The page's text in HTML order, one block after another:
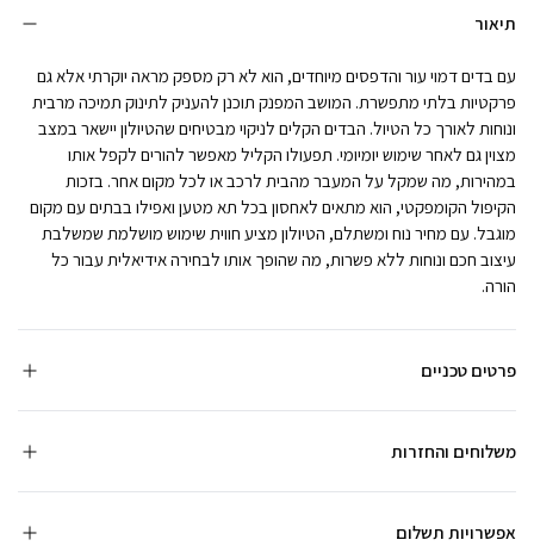
תיאור
עם בדים דמוי עור והדפסים מיוחדים, הוא לא רק מספק מראה יוקרתי אלא גם
פרקטיות בלתי מתפשרת. המושב המפנק תוכנן להעניק לתינוק תמיכה מרבית
ונוחות לאורך כל הטיול. הבדים הקלים לניקוי מבטיחים שהטיולון יישאר במצב
מצוין גם לאחר שימוש יומיומי. תפעולו הקליל מאפשר להורים לקפל אותו
במהירות, מה שמקל על המעבר מהבית לרכב או לכל מקום אחר. בזכות
הקיפול הקומפקטי, הוא מתאים לאחסון בכל תא מטען ואפילו בבתים עם מקום
מוגבל. עם מחיר נוח ומשתלם, הטיולון מציע חווית שימוש מושלמת שמשלבת
עיצוב חכם ונוחות ללא פשרות, מה שהופך אותו לבחירה אידיאלית עבור כל
הורה.
פרטים טכניים
משלוחים והחזרות
אפשרויות תשלום